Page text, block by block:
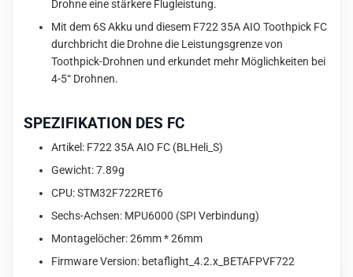
Drohne eine stärkere Flugleistung.
Mit dem 6S Akku und diesem F722 35A AIO Toothpick FC
durchbricht die Drohne die Leistungsgrenze von
Toothpick-Drohnen und erkundet mehr Möglichkeiten bei
4-5“ Drohnen.
SPEZIFIKATION DES FC
Artikel: F722 35A AIO FC (BLHeli_S)
Gewicht: 7.89g
CPU: STM32F722RET6
Sechs-Achsen: MPU6000 (SPI Verbindung)
Montagelöcher: 26mm * 26mm
Firmware Version: betaflight_4.2.x_BETAFPVF722